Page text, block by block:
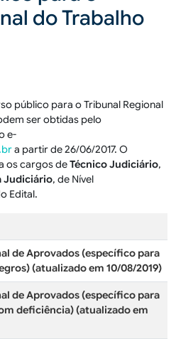
do Trabalho
público para o Tribunal Regional
ser obtidas pelo
e-
a partir de 26/06/2017. O
os cargos deTécnico Judiciário,
Judiciário, de Nível
Edital.
de Aprovados (específico para
(atualizado em 10/08/2019)
de Aprovados (específico para
deficiência) (atualizado em